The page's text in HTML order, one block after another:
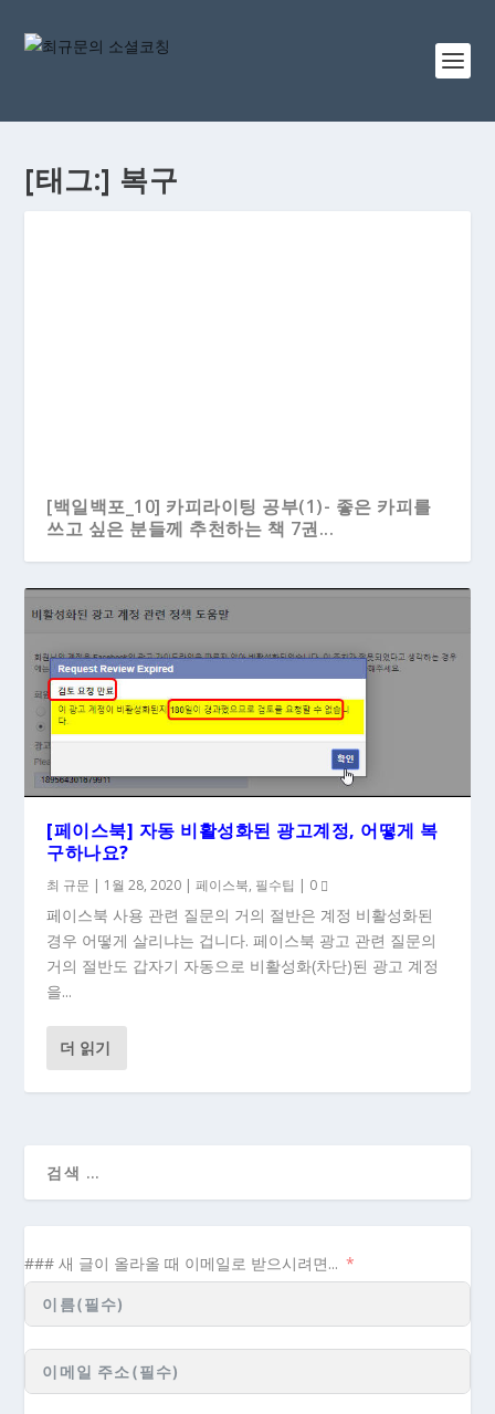
[태그:] 복구
[백일백포_10] 카피라이팅 공부(1)- 좋은 카피를
쓰고 싶은 분들께 추천하는 책 7권...
[페이스북] 자동 비활성화된 광고계정, 어떻게 복
구하나요?
최 규문 | 1월 28, 2020 |페이스북, 필수팁 | 0
페이스북 사용 관련 질문의 거의 절반은 계정 비활성화된
경우 어떻게 살리냐는 겁니다. 페이스북 광고 관련 질문의
거의 절반도 갑자기 자동으로 비활성화(차단)된 광고 계정
을...
더 읽기
### 새 글이 올라올 때 이메일로 받으시려면...